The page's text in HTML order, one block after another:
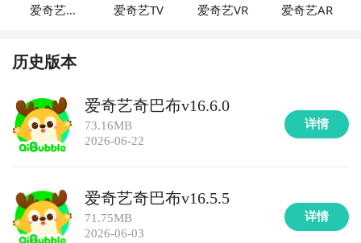
爱奇艺动
爱奇艺TV 爱奇艺VR 爱奇艺AR
历史版本
爱奇艺奇巴布v16.6.0
73.16MB
2026-06-22
详情
爱奇艺奇巴布v16.5.5
71.75MB
2026-06-03
详情